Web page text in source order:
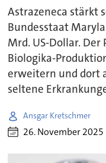
Astrazeneca stärkt
Bundesstaat
Mrd. US-Dollar.
Biologika-
erweitern und dort
seltene
Ansgar Kretschmer
26. November 2025